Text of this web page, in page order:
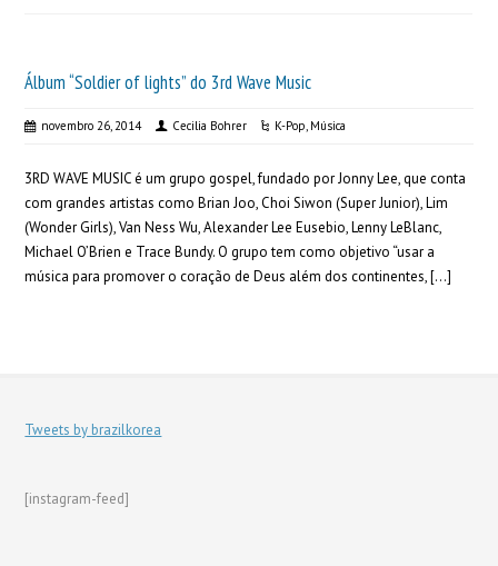
Álbum “Soldier of lights” do 3rd Wave Music
novembro 26, 2014 Cecilia Bohrer K-Pop, Música
3RD WAVE MUSIC é um grupo gospel, fundado por Jonny Lee, que conta
com grandes artistas como Brian Joo, Choi Siwon (Super Junior), Lim
(Wonder Girls), Van Ness Wu, Alexander Lee Eusebio, Lenny LeBlanc,
Michael O’Brien e Trace Bundy. O grupo tem como objetivo “usar a
música para promover o coração de Deus além dos continentes, […]
Tweets by brazilkorea
[instagram-feed]